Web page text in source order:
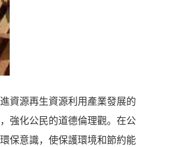
資源再生資源利用產業發展的
強化公民的道德倫理觀。在公
保意識，使保護環境和節約能